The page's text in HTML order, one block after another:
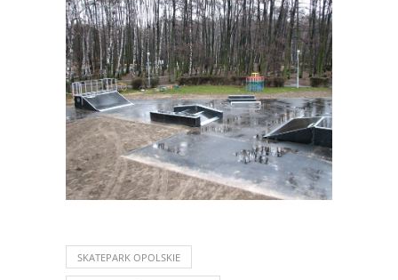
SKATEPARK OPOLSKIE